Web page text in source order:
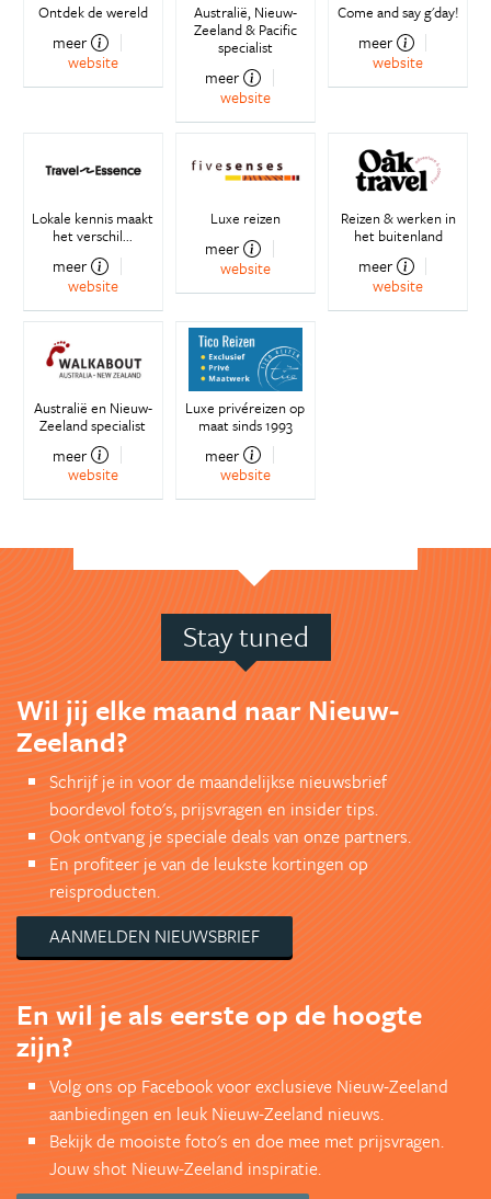
Ontdek de wereld
meer
website
Australië, Nieuw-
Zeeland & Pacific
specialist
meer
website
Come and say g'day!
meer
website
Lokale kennis maakt
het verschil...
meer
website
Luxe reizen
meer
website
Reizen & werken in
het buitenland
meer
website
Australië en Nieuw-
Zeeland specialist
meer
website
Luxe privéreizen op
maat sinds 1993
meer
website
Stay tuned
Wil jij elke maand naar Nieuw-
Zeeland?
Schrijf je in voor de maandelijkse nieuwsbrief
boordevol foto's, prijsvragen en insider tips.
Ook ontvang je speciale deals van onze partners.
En profiteer je van de leukste kortingen op
reisproducten.
AANMELDEN NIEUWSBRIEF
En wil je als eerste op de hoogte
zijn?
Volg ons op Facebook voor exclusieve Nieuw-Zeeland
aanbiedingen en leuk Nieuw-Zeeland nieuws.
Bekijk de mooiste foto's en doe mee met prijsvragen.
Jouw shot Nieuw-Zeeland inspiratie.